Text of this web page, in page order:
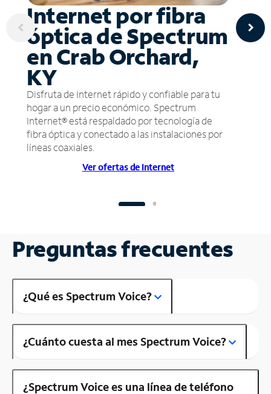
Internet por fibra
óptica de Spectrum
en Crab Orchard,
KY
Disfruta de Internet rápido y confiable para tu
hogar a un precio económico. Spectrum
Internet® está respaldado por tecnología de
fibra óptica y conectado a las instalaciones por
líneas coaxiales.
Ver ofertas de Internet
Preguntas frecuentes
¿Qué es Spectrum Voice?
¿Cuánto cuesta al mes Spectrum Voice?
¿Spectrum Voice es una línea de teléfono